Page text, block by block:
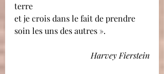
terre
et je crois dans le fait de prendre
soin les uns des autres ».
Harvey Fierstein